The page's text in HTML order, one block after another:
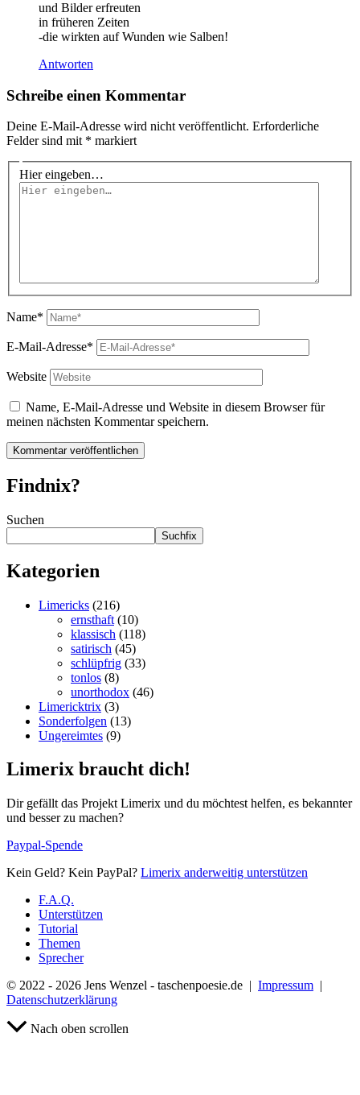
und Bilder erfreuten
in früheren Zeiten
-die wirkten auf Wunden wie Salben!
Antworten
Schreibe einen Kommentar
Deine E-Mail-Adresse wird nicht veröffentlicht. Erforderliche
Felder sind mit * markiert
Hier eingeben…
Name*
E-Mail-Adresse*
Website
Name, E-Mail-Adresse und Website in diesem Browser für
meinen nächsten Kommentar speichern.
Findnix?
Suchen
Suchfix
Kategorien
Limericks (216)
ernsthaft (10)
klassisch (118)
satirisch (45)
schlüpfrig (33)
tonlos (8)
unorthodox (46)
Limericktrix (3)
Sonderfolgen (13)
Ungereimtes (9)
Limerix braucht dich!
Dir gefällt das Projekt Limerix und du möchtest helfen, es bekannter
und besser zu machen?
Paypal-Spende
Kein Geld? Kein PayPal? Limerix anderweitig unterstützen
F.A.Q.
Unterstützen
Tutorial
Themen
Sprecher
© 2022 - 2026 Jens Wenzel - taschenpoesie.de | Impressum |
Datenschutzerklärung
Nach oben scrollen